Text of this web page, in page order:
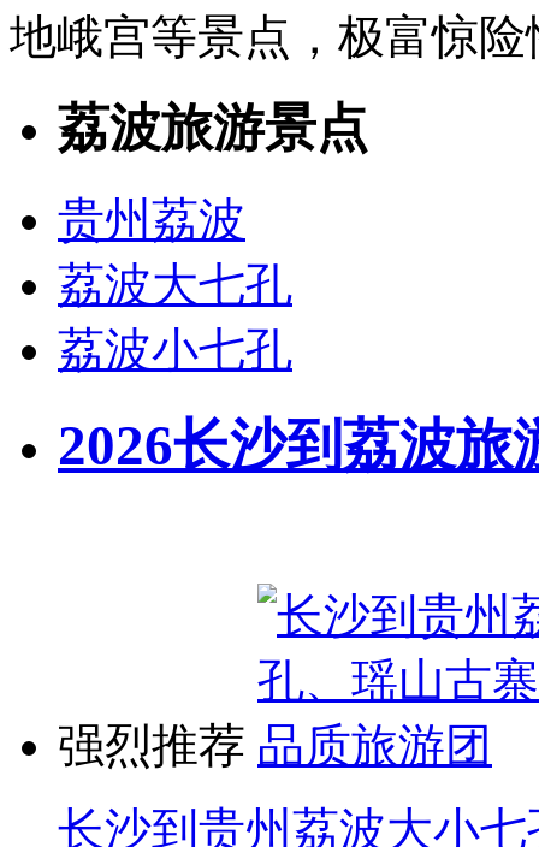
地峨宫等景点，极富惊
荔波旅游景点
贵州荔波
荔波大七孔
荔波小七孔
2026长沙到荔波旅
强烈推荐
长沙到贵州荔波大小